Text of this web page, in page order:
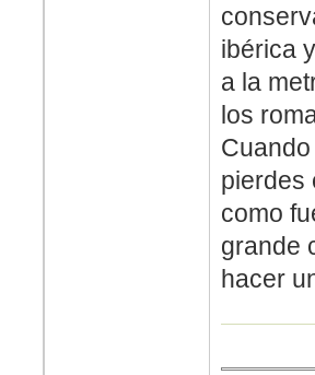
ibérica
a la
los
pierdes
como
grande
hacer